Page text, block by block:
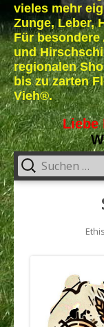
vieles mehr
Zunge, Leber,
Für
und
regionalen
bis zu zarten
Vieh®.
Liebe